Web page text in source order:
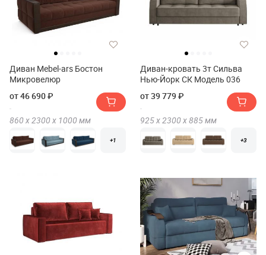
Диван Mebel-ars Бостон
Микровелюр
от 46 690 ₽
860 х 2300 х 1000 мм
+1
Диван-кровать 3т Сильва
Нью-Йорк СК Модель 036
от 39 779 ₽
925 х 2300 х885мм
+3